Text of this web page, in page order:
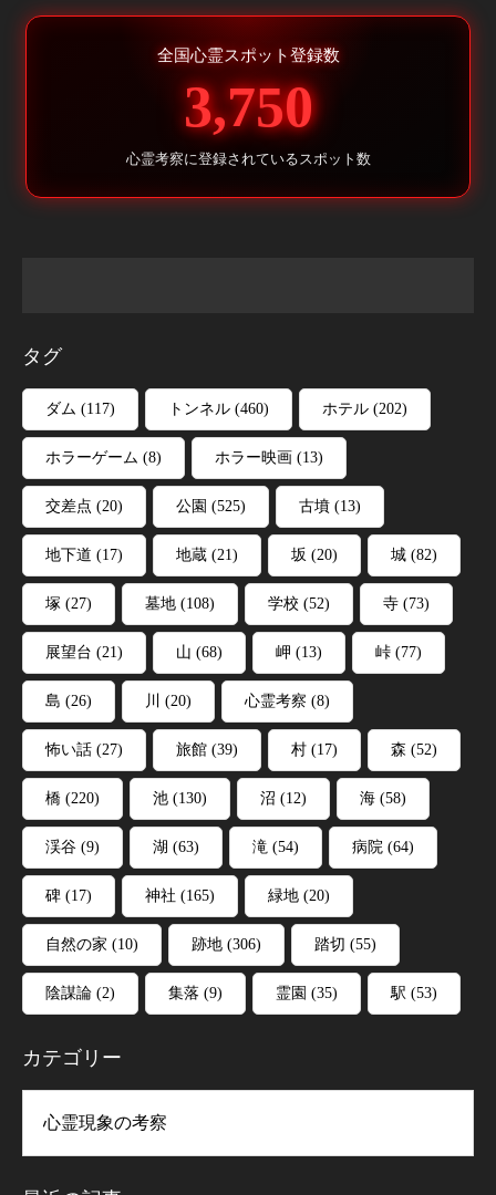
全国心霊スポット登録数
3,750
心霊考察に登録されているスポット数
タグ
ダム (117) トンネル (460) ホテル (202)
ホラーゲーム (8) ホラー映画 (13)
交差点 (20) 公園 (525) 古墳 (13)
地下道 (17) 地蔵 (21) 坂 (20) 城 (82)
塚 (27) 墓地 (108) 学校 (52) 寺 (73)
展望台 (21) 山 (68) 岬 (13) 峠 (77)
島 (26) 川 (20) 心霊考察 (8)
怖い話 (27) 旅館 (39) 村 (17) 森 (52)
橋 (220) 池 (130) 沼 (12) 海 (58)
渓谷 (9) 湖 (63) 滝 (54) 病院 (64)
碑 (17) 神社 (165) 緑地 (20)
自然の家 (10) 跡地 (306) 踏切 (55)
陰謀論 (2) 集落 (9) 霊園 (35) 駅 (53)
カテゴリー